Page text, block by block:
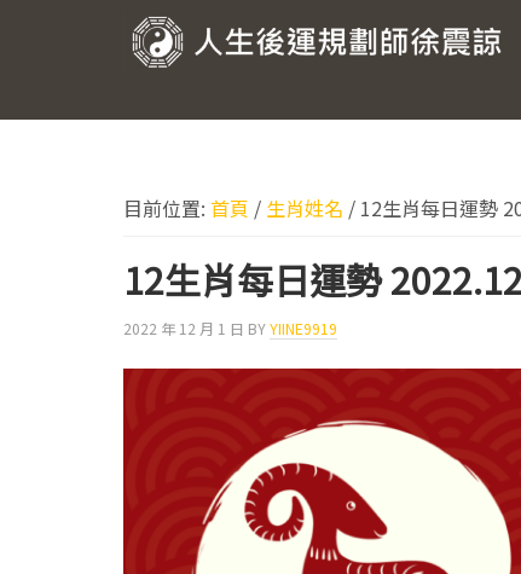
生
運
劃
師
徐
目前位置: 首頁 / 生肖姓名 / 12生肖每日運勢
12生肖每日運勢
2022 年 12 月 1 日 BYYIINE9919